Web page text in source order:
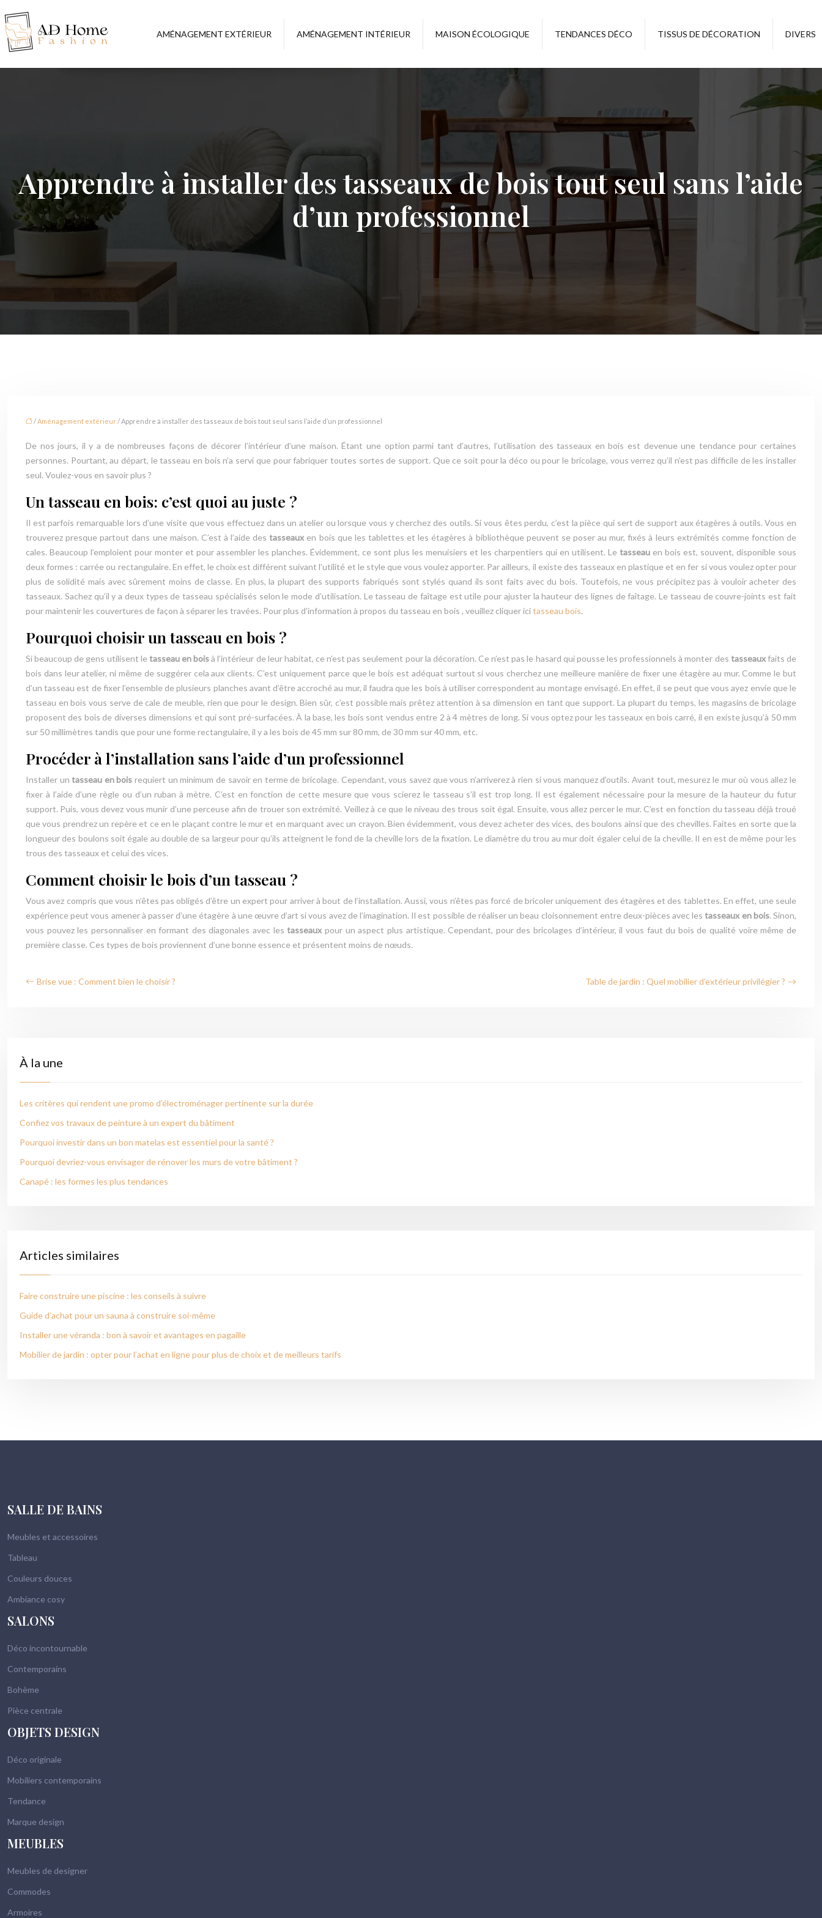
AMÉNAGEMENT EXTÉRIEUR AMÉNAGEMENT INTÉRIEUR MAISON ÉCOLOGIQUE TENDANCES DÉCO TISSUS DE DÉCORATION DIVERS
Apprendre à installer des tasseaux de bois tout seul sans l’aide
d’un professionnel
/Aménagement extérieur/ Apprendre à installer des tasseaux de bois tout seul sans l’aide d’un professionnel
De nos jours, il y a de nombreuses façons de décorer l’intérieur d’une maison. Étant une option parmi tant d’autres, l’utilisation des tasseaux en bois est devenue une tendance pour certaines
personnes. Pourtant, au départ, le tasseau en bois n’a servi que pour fabriquer toutes sortes de support. Que ce soit pour la déco ou pour le bricolage, vous verrez qu’il n’est pas difficile de les installer
seul. Voulez-vous en savoir plus ?
Un tasseau en bois: c’est quoi au juste ?
Il est parfois remarquable lors d’une visite que vous effectuez dans un atelier ou lorsque vous y cherchez des outils. Si vous êtes perdu, c’est la pièce qui sert de support aux étagères à outils. Vous en
trouverez presque partout dans une maison. C’est à l’aide destasseaux en bois que les tablettes et les étagères à bibliothèque peuvent se poser au mur, fixés à leurs extrémités comme fonction de
cales. Beaucoup l’emploient pour monter et pour assembler les planches. Évidemment, ce sont plus les menuisiers et les charpentiers qui en utilisent. Le tasseau en bois est, souvent, disponible sous
deux formes : carrée ou rectangulaire. En effet, le choix est différent suivant l’utilité et le style que vous voulez apporter. Par ailleurs, il existe des tasseaux en plastique et en fer si vous voulez opter pour
plus de solidité mais avec sûrement moins de classe. En plus, la plupart des supports fabriqués sont stylés quand ils sont faits avec du bois. Toutefois, ne vous précipitez pas à vouloir acheter des
tasseaux. Sachez qu’il y a deux types de tasseau spécialisés selon le mode d’utilisation. Le tasseau de faîtage est utile pour ajuster la hauteur des lignes de faîtage. Le tasseau de couvre-joints est fait
pour maintenir les couvertures de façon à séparer les travées. Pour plus d’information à propos du tasseau en bois , veuillez cliquer icitasseau bois.
Pourquoi choisir un tasseau en bois ?
Si beaucoup de gens utilisent le tasseau en boisà l’intérieur de leur habitat, ce n’est pas seulement pour la décoration. Ce n’est pas le hasard qui pousse les professionnels à monter des tasseauxfaits de
bois dans leur atelier, ni même de suggérer cela aux clients. C’est uniquement parce que le bois est adéquat surtout si vous cherchez une meilleure manière de fixer une étagère au mur. Comme le but
d’un tasseau est de fixer l’ensemble de plusieurs planches avant d’être accroché au mur, il faudra que les bois à utiliser correspondent au montage envisagé. En effet, il se peut que vous ayez envie que le
tasseau en bois vous serve de cale de meuble, rien que pour le design. Bien sûr, c’est possible mais prêtez attention à sa dimension en tant que support. La plupart du temps, les magasins de bricolage
proposent des bois de diverses dimensions et qui sont pré-surfacées. À la base, les bois sont vendus entre 2 à 4 mètres de long. Si vous optez pour les tasseaux en bois carré, il en existe jusqu’à 50 mm
sur 50 millimètres tandis que pour une forme rectangulaire, il y a les bois de 45 mm sur 80 mm, de 30 mm sur 40 mm, etc.
Procéder à l’installation sans l’aide d’un professionnel
Installer untasseau en bois requiert un minimum de savoir en terme de bricolage. Cependant, vous savez que vous n’arriverez à rien si vous manquez d’outils. Avant tout, mesurez le mur où vous allez le
fixer à l’aide d’une règle ou d’un ruban à mètre. C’est en fonction de cette mesure que vous scierez le tasseau s’il est trop long. Il est également nécessaire pour la mesure de la hauteur du futur
support. Puis, vous devez vous munir d’une perceuse afin de trouer son extrémité. Veillez à ce que le niveau des trous soit égal. Ensuite, vous allez percer le mur. C’est en fonction du tasseau déjà troué
que vous prendrez un repère et ce en le plaçant contre le mur et en marquant avec un crayon. Bien évidemment, vous devez acheter des vices, des boulons ainsi que des chevilles. Faites en sorte que la
longueur des boulons soit égale au double de sa largeur pour qu’ils atteignent le fond de la cheville lors de la fixation. Le diamètre du trou au mur doit égaler celui de la cheville. Il en est de même pour les
trous des tasseaux et celui des vices.
Comment choisir le bois d’un tasseau ?
Vous avez compris que vous n’êtes pas obligés d’être un expert pour arriver à bout de l’installation. Aussi, vous n’êtes pas forcé de bricoler uniquement des étagères et des tablettes. En effet, une seule
expérience peut vous amener à passer d’une étagère à une œuvre d’art si vous avez de l’imagination. Il est possible de réaliser un beau cloisonnement entre deux-pièces avec lestasseaux en bois. Sinon,
vous pouvez les personnaliser en formant des diagonales avec lestasseaux pour un aspect plus artistique. Cependant, pour des bricolages d’intérieur, il vous faut du bois de qualité voire même de
première classe. Ces types de bois proviennent d’une bonne essence et présentent moins de nœuds.
Brise vue : Comment bien le choisir ? Table de jardin : Quel mobilier d’extérieur privilégier ?
À la une
Les critères qui rendent une promo d’électroménager pertinente sur la durée
Confiez vos travaux de peinture à un expert du bâtiment
Pourquoi investir dans un bon matelas est essentiel pour la santé ?
Pourquoi devriez-vous envisager de rénover les murs de votre bâtiment ?
Canapé : les formes les plus tendances
Articles similaires
Faire construire une piscine : les conseils à suivre
Guide d’achat pour un sauna à construire soi-même
Installer une véranda : bon à savoir et avantages en pagaille
Mobilier de jardin : opter pour l’achat en ligne pour plus de choix et de meilleurs tarifs
SALLE DE BAINS
Meubles et accessoires
Tableau
Couleurs douces
Ambiance cosy
SALONS
Déco incontournable
Contemporains
Bohème
Pièce centrale
OBJETS DESIGN
Déco originale
Mobiliers contemporains
Tendance
Marque design
MEUBLES
Meubles de designer
Commodes
Armoires